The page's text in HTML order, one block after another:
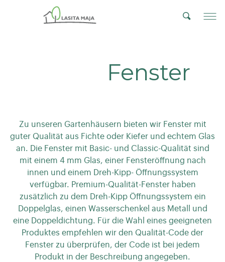
Fenster
Zu unseren Gartenhäusern bieten wir Fenster mit
guter Qualität aus Fichte oder Kiefer und echtem Glas
an. Die Fenster mit Basic- und Classic-Qualität sind
mit einem 4 mm Glas, einer Fensteröffnung nach
innen und einem Dreh-Kipp- Öffnungssystem
verfügbar. Premium-Qualität-Fenster haben
zusätzlich zu dem Dreh-Kipp Öffnungssystem ein
Doppelglas, einen Wasserschenkel aus Metall und
eine Doppeldichtung. Für die Wahl eines geeigneten
Produktes empfehlen wir den Qualität-Code der
Fenster zu überprüfen, der Code ist bei jedem
Produkt in der Beschreibung angegeben.